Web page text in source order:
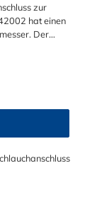
zur
hat einen
Der
von ≈